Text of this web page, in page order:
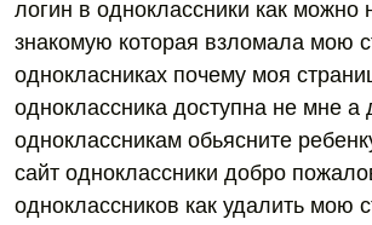
логин в одноклассники как можно
знакомую которая взломала мою
однокласниках почему моя
одноклассника доступна не мне а
одноклассникам обьясните
сайт одноклассники добро
одноклассников как удалить мою